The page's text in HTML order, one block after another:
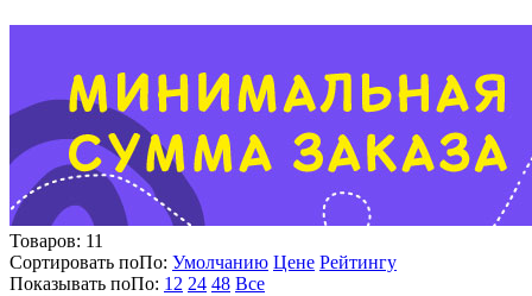
Товаров: 11
Сортировать поПо: Умолчанию Цене Рейтингу
Показывать поПо: 12 24 48 Все